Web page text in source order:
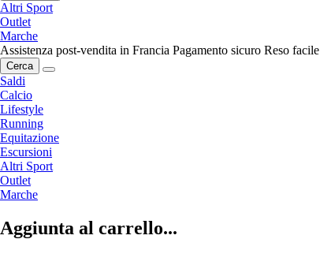
Altri Sport
Outlet
Marche
Assistenza post-vendita in Francia Pagamento sicuro Reso facile
Cerca
Saldi
Calcio
Lifestyle
Running
Equitazione
Escursioni
Altri Sport
Outlet
Marche
Aggiunta al carrello...